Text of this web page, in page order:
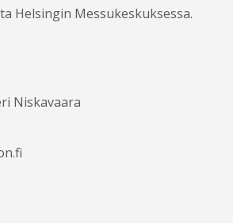
Helsingin Messukeskuksessa.
Niskavaara